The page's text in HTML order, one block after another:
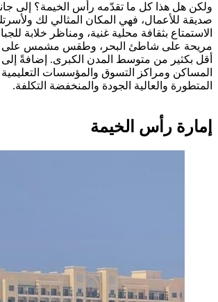
ولكن هل هذا كل ما تقدّمه رأس الخيمة؟ إلى
صديقة للأعمال، فهي المكان المثالي لك
الاستمتاع بثقافة محلية غنية، ومناظر خلابة
مريحة على شاطئ البحر، وطقس مشمس على
أقل بكثير من متوسط المدن الكبرى. إضافةً إلى
المساكن ومراكز التسوق والمؤسسات التعليمية
المتطورة والعالية الجودة والمنخفضة التكلفة.
إمارة رأس الخيمة